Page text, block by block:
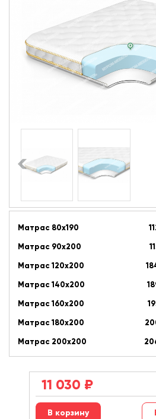
Матрас 80x190
Матрас 90х200
Матрас 120х200
Матрас 140х200
Матрас 160х200
Матрас 180х200
Матрас 200х200
11 030 ₽